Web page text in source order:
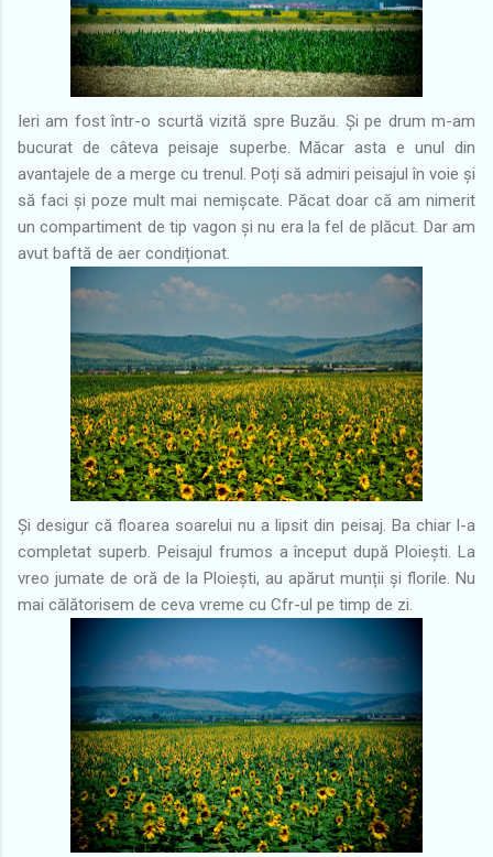
Ieri am fost într-o scurtă vizită spre Buzău. Și pe drum m-am
bucurat de câteva peisaje superbe. Măcar asta e unul din
avantajele de a merge cu trenul. Poți să admiri peisajul în voie și
să faci și poze mult mai nemișcate. Păcat doar că am nimerit
un compartiment de tip vagon și nu era la fel de plăcut. Dar am
avut baftă de aer condiționat.
Și desigur că floarea soarelui nu a lipsit din peisaj. Ba chiar l-a
completat superb. Peisajul frumos a început după Ploiești. La
vreo jumate de oră de la Ploiești, au apărut munții și florile. Nu
mai călătorisem de ceva vreme cu Cfr-ul pe timp de zi.